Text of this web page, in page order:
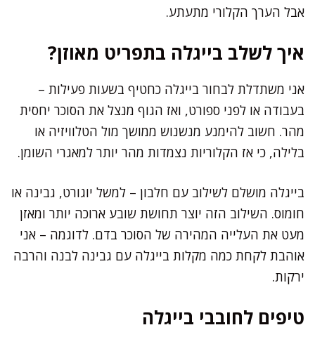
אבל הערך הקלורי מתעתע.
איך לשלב בייגלה בתפריט מאוזן?
אני משתדלת לבחור בייגלה כחטיף בשעות פעילות –
בעבודה או לפני ספורט, ואז הגוף מנצל את הסוכר יחסית
מהר. חשוב להימנע מנשנוש ממושך מול הטלוויזיה או
בלילה, כי אז הקלוריות נצמדות מהר יותר למאגרי השומן.
בייגלה מושלם לשילוב עם חלבון – למשל יוגורט, גבינה או
חומוס. השילוב הזה יוצר תחושת שובע ארוכה יותר ומאזן
מעט את העלייה המהירה של הסוכר בדם. לדוגמה – אני
אוהבת לקחת כמה מקלות בייגלה עם גבינה לבנה והרבה
ירקות.
טיפים לחובבי בייגלה